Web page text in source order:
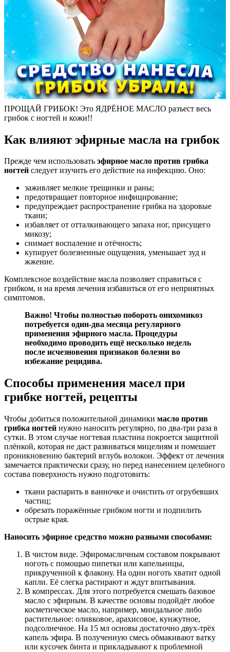
ПРОЩАЙ ГРИБОК! Это ЯДРЁНОЕ МАСЛО разъест весь
грибок с ногтей и кожи!!
Как влияют эфирные масла на грибок
Прежде чем использовать эфирное масло против грибка
ногтей следует изучить его действие на инфекцию. Оно:
заживляет мелкие трещинки и раны;
предотвращает повторное инфицирование;
предупреждает распространение грибка на здоровые
ткани;
избавляет от отталкивающего запаха ног, присущего
микозу;
снимает воспаление и отёчность;
купирует болезненные ощущения, уменьшает зуд и
жжение.
Комплексное воздействие масла позволяет справиться с
грибком, и на время лечения избавиться от его неприятных
симптомов.
Важно! Чтобы полностью побороть онихомикоз
потребуется один-два месяца регулярного
применения эфирного масла. Процедуры
необходимо проводить ещё несколько недель
после исчезновения признаков болезни во
избежание рецидива.
Способы применения масел при
грибке ногтей, рецепты
Чтобы добиться положительной динамики масло против
грибка ногтей нужно наносить регулярно, по два-три раза в
сутки. В этом случае ногтевая пластина покроется защитной
плёнкой, которая не даст развиваться мицелиям и помешает
проникновению бактерий вглубь волокон. Эффект от лечения
замечается практически сразу, но перед нанесением целебного
состава поверхность нужно подготовить:
ткани распарить в ванночке и очистить от огрубевших
частиц;
обрезать поражённые грибком ногти и подпилить
острые края.
Наносить эфирное средство можно разными способами:
В чистом виде. Эфиромасличным составом покрывают
ноготь с помощью пипетки или капельницы,
прикрученной к флакону. На один ноготь хватит одной
капли. Её слегка растирают и ждут впитывания.
В компрессах. Для этого потребуется смешать базовое
масло с эфирным. В качестве основы подойдёт любое
косметическое масло, например, миндальное либо
растительное: оливковое, арахисовое, кунжутное,
подсолнечное. На 15 мл основы достаточно двух-трёх
капель эфира. В полученную смесь обмакивают ватку
или кусочек бинта и прикладывают к проблемной